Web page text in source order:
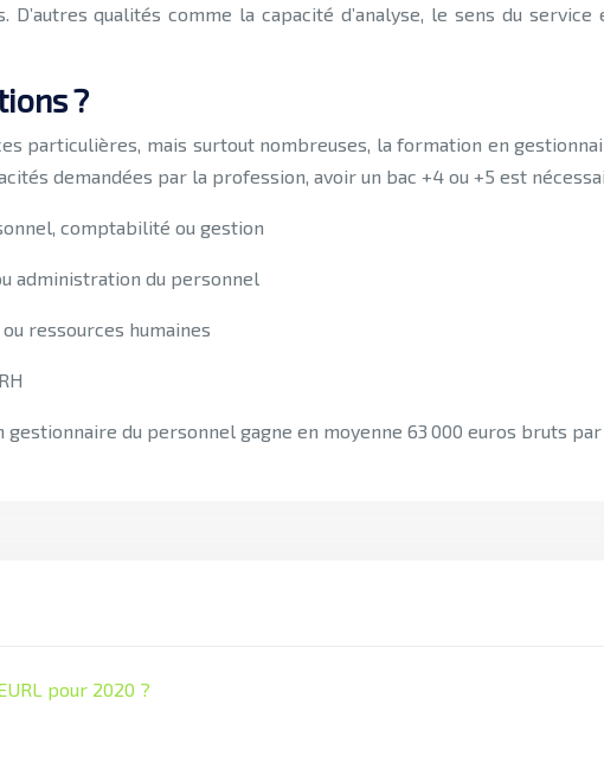
qualités comme la capacité d’analyse, le sens du
?
particulières, mais surtout nombreuses, la formation en
demandées par la profession, avoir un bac +4 ou +5 est
comptabilité ou gestion
administration du personnel
ressources humaines
du personnel gagne en moyenne 63 000 euros bruts par
pour 2020 ?